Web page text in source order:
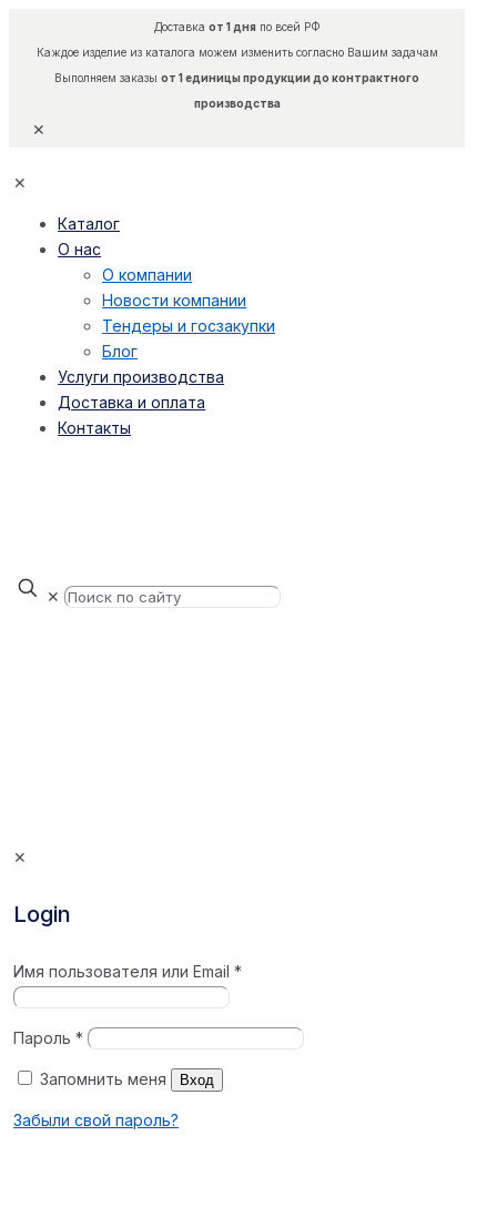
Доставка от 1 дняпо всей РФ
Каждое изделие из каталога можем изменить согласно Вашим задачам
Выполняем заказы от 1 единицы продукции до контрактного
производства
✕
✕
Каталог
О нас
О компании
Новости компании
Тендеры и госзакупки
Блог
Услуги производства
Доставка и оплата
Контакты
✕
✕
Login
Имя пользователя или Email*
Пароль*
Запомнить меня Вход
Забыли свой пароль?